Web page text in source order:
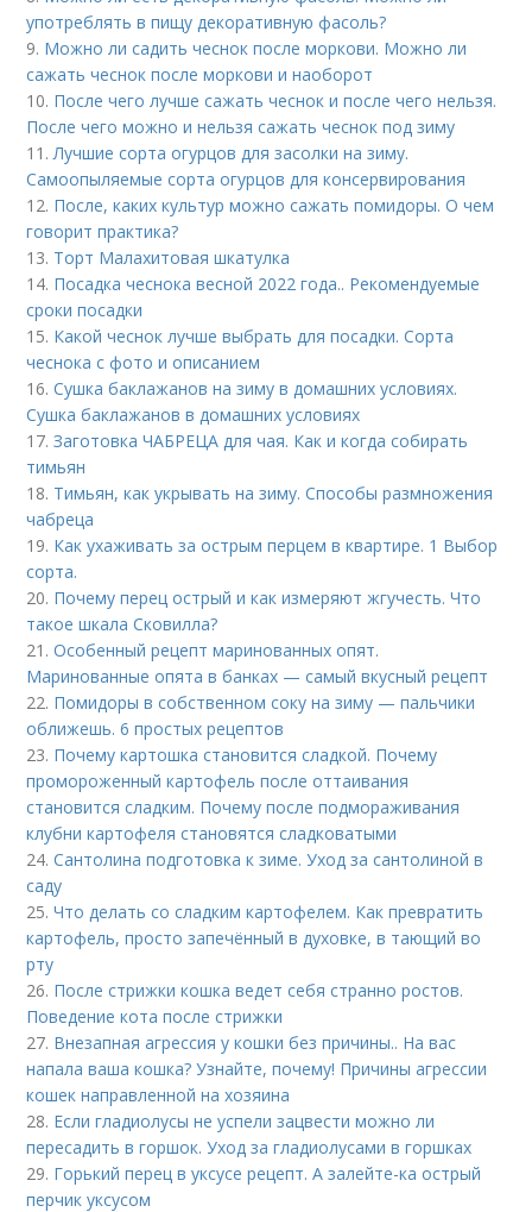
употреблять в пищу декоративную фасоль?
9. Можно ли садить чеснок после моркови. Можно ли
сажать чеснок после моркови и наоборот
10. После чего лучше сажать чеснок и после чего нельзя.
После чего можно и нельзя сажать чеснок под зиму
11. Лучшие сорта огурцов для засолки на зиму.
Самоопыляемые сорта огурцов для консервирования
12. После, каких культур можно сажать помидоры. О чем
говорит практика?
13. Торт Малахитовая шкатулка
14. Посадка чеснока весной 2022 года.. Рекомендуемые
сроки посадки
15. Какой чеснок лучше выбрать для посадки. Сорта
чеснока с фото и описанием
16.Сушка баклажанов на зиму в домашних условиях.
Сушка баклажанов в домашних условиях
17.Заготовка ЧАБРЕЦА для чая. Как и когда собирать
тимьян
18. Тимьян, как укрывать на зиму. Способы размножения
чабреца
19. Как ухаживать за острым перцем в квартире. 1 Выбор
сорта.
20. Почему перец острый и как измеряют жгучесть. Что
такое шкала Сковилла?
21.Особенный рецепт маринованных опят.
Маринованные опята в банках — самый вкусный рецепт
22. Помидоры в собственном соку на зиму — пальчики
оближешь. 6 простых рецептов
23. Почему картошка становится сладкой. Почему
промороженный картофель после оттаивания
становится сладким. Почему после подмораживания
клубни картофеля становятся сладковатыми
24.Сантолина подготовка к зиме. Уход за сантолиной в
саду
25.Что делать со сладким картофелем. Как превратить
картофель, просто запечённый в духовке, в тающий во
рту
26. После стрижки кошка ведет себя странно ростов.
Поведение кота после стрижки
27. Внезапная агрессия у кошки без причины.. На вас
напала ваша кошка? Узнайте, почему! Причины агрессии
кошек направленной на хозяина
28. Если гладиолусы не успели зацвести можно ли
пересадить в горшок. Уход за гладиолусами в горшках
29. Горький перец в уксусе рецепт. А залейте-ка острый
перчик уксусом